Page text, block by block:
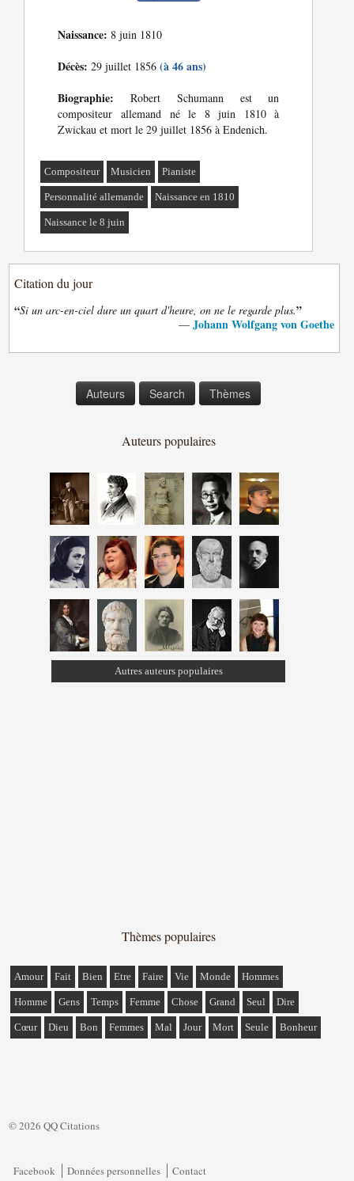
Naissance: 8 juin 1810
Décès: 29 juillet 1856(à 46 ans)
Biographie: Robert Schumann est un
compositeur allemand né le 8 juin 1810 à
Zwickau et mort le 29 juillet 1856 à Endenich.
Compositeur Musicien Pianiste
Personnalité allemande Naissance en 1810
Naissance le 8 juin
Citation du jour
“Si un arc-en-ciel dure un quart d'heure, on ne le regarde plus.”
— Johann Wolfgang von Goethe
Auteurs Search Thèmes
Auteurs populaires
Autres auteurs populaires
Thèmes populaires
Amour Fait Bien Etre Faire Vie Monde Hommes
Homme Gens Temps Femme Chose Grand Seul Dire
Cœur Dieu Bon Femmes Mal Jour Mort Seule Bonheur
© 2026 QQ Citations
Facebook Données personnelles Contact